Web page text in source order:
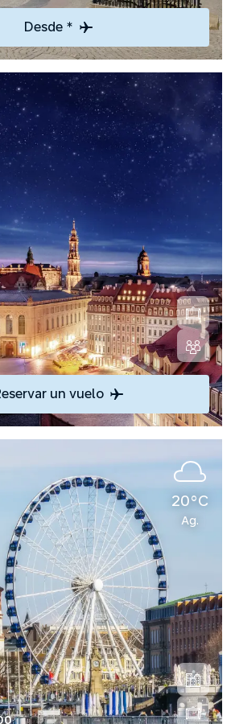
Desde *
un vuelo
20°C
Ag.